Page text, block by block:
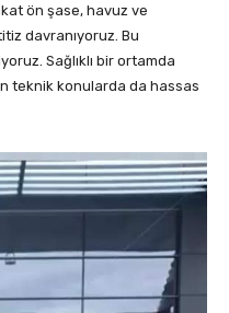
ön şase, havuz ve
davranıyoruz. Bu
Sağlıklı bir ortamda
teknik konularda da hassas